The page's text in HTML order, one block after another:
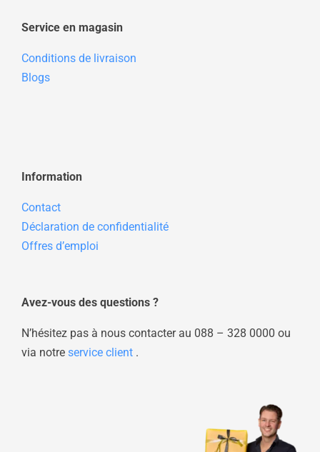
Service en magasin
Conditions de livraison
Blogs
Information
Contact
Déclaration de confidentialité
Offres d’emploi
Avez-vous des questions ?
N’hésitez pas à nous contacter au 088 – 328 0000 ou
via notre service client.